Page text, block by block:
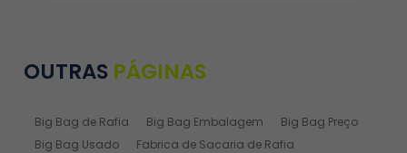
OUTRAS PÁGINAS
Big Bag de Rafia Big Bag Embalagem
Big Bag Preço
Big Bag Usado
Fabrica de Sacaria de Rafia